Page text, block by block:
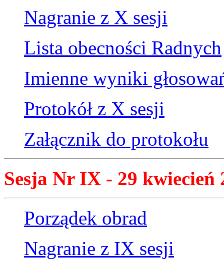
Nagranie z X sesji
Lista obecności Radnych
Imienne wyniki
Protokół z X sesji
Załącznik do protokołu
Sesja Nr IX - 29 kwiecień
Porządek obrad
Nagranie z IX sesji